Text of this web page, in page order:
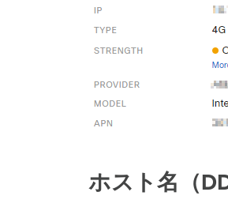
ホスト名（